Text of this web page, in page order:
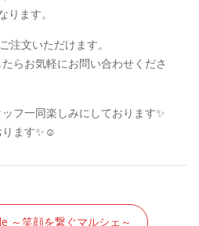
ります。
注文いただけます。
らお気軽にお問い合わせくださ
フ一同楽しみにしております✨
ります✨☺️
～笑顔を繋ぐマルシェ～